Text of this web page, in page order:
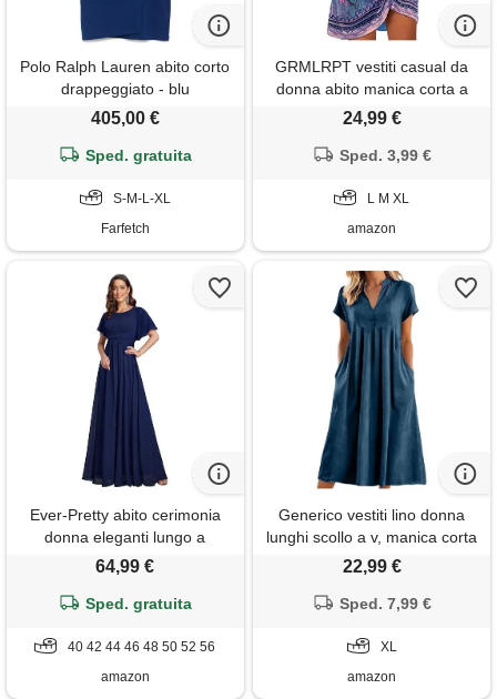
Polo Ralph Lauren abito corto
drappeggiato - blu
405,00 €
Sped. gratuita
S-M-L-XL
Farfetch
GRMLRPT vestiti casual da
donna abito manica corta a
collo rotondo estivo floreale
(blu, xl)
24,99 €
Sped. 3,99 €
L M XL
amazon
Ever-Pretty abito cerimonia
donna eleganti lungo a
maniche corta abito damigella
d'onore in chiffon vestito
donna elegante blu navy 44
64,99 €
Sped. gratuita
40 42 44 46 48 50 52 56
amazon
Generico vestiti lino donna
lunghi scollo a v, manica corta
casual, abito camicia lino maxi
elegante vestiti estivi da
spiaggia mare con tasche per
confortevole e traspirante
22,99 €
Sped. 7,99 €
XL
amazon